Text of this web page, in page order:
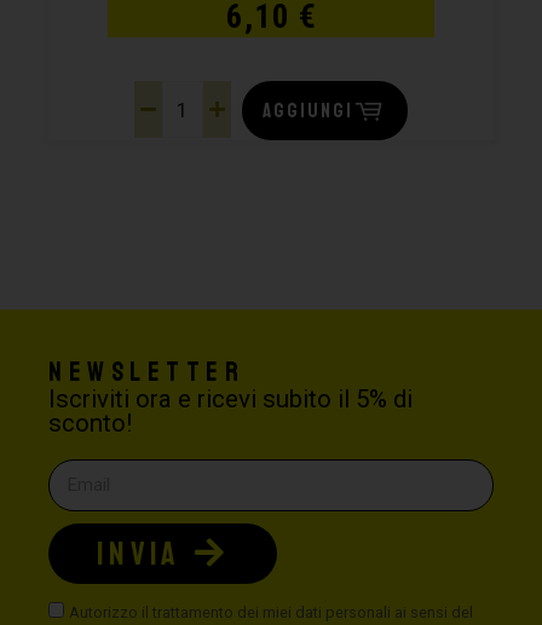
6,10 €
AGGIUNGI
Newsletter
Iscriviti ora e ricevi subito il 5% di
sconto!
Autorizzo il trattamento dei miei dati personali ai sensi del
INVIA